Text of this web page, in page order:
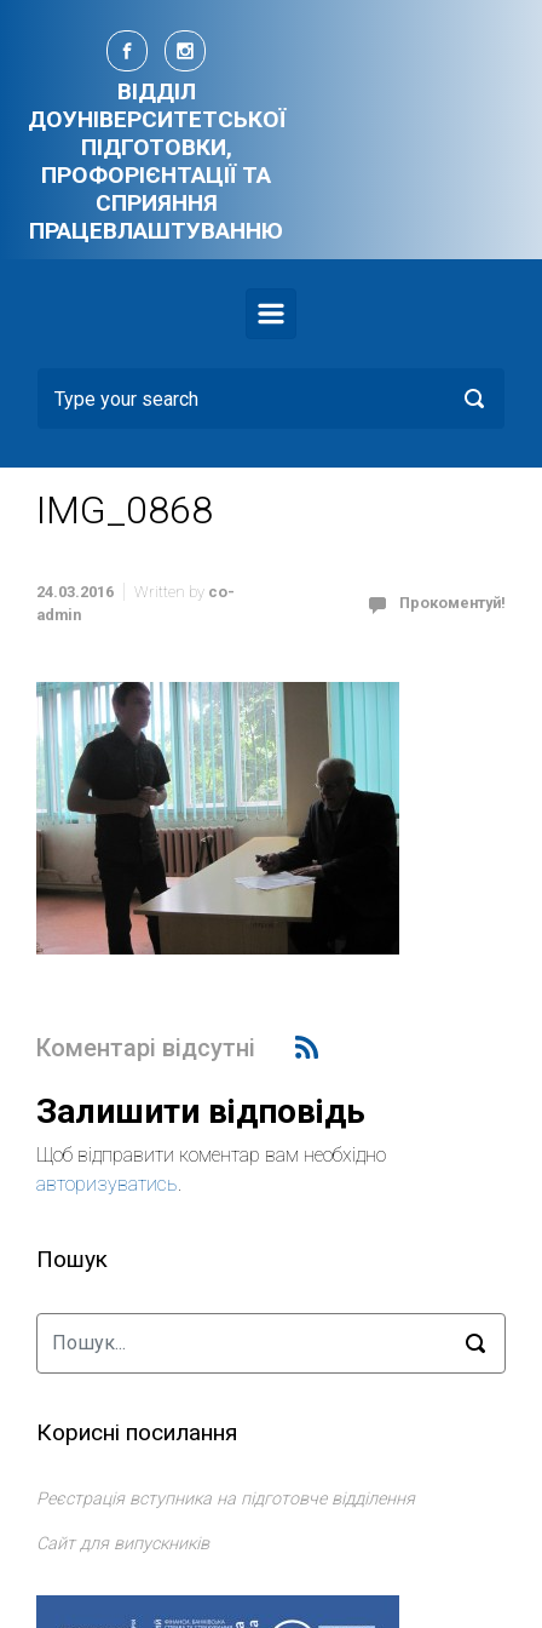
Skip to main content
ВІДДІЛ
ДОУНІВЕРСИТЕТСЬКОЇ
ПІДГОТОВКИ,
ПРОФОРІЄНТАЦІЇ ТА
СПРИЯННЯ
ПРАЦЕВЛАШТУВАННЮ
IMG_0868
24.03.2016 Written by co-
admin
Прокоментуй!
Коментарі відсутні
Залишити відповідь
Щоб відправити коментар вам необхідно
авторизуватись.
Пошук
Корисні посилання
Реєстрація вступника на підготовче відділення
Сайт для випускників